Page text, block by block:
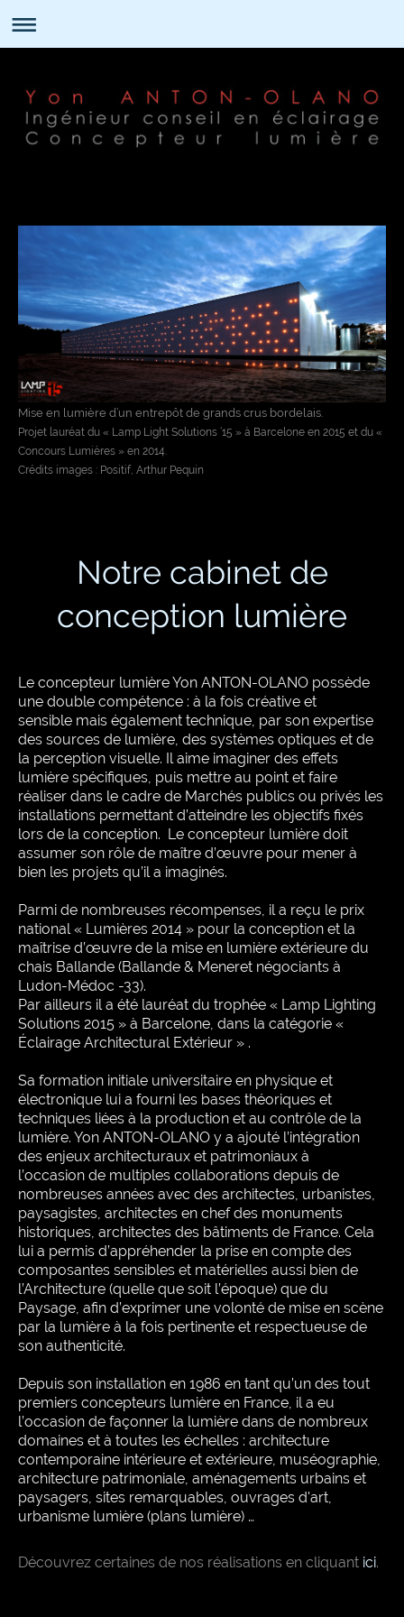
Mise en lumière d’un entrepôt de grands crus bordelais.
Projet lauréat du « Lamp Light Solutions ‘15 » à Barcelone en 2015 et du «
Concours Lumières » en 2014.
Crédits images : Positif, Arthur Pequin
Notre cabinet de
conception lumière
Le concepteur lumière Yon ANTON-OLANO possède
une double compétence : à la fois créative et
sensible mais également technique, par son expertise
des sources de lumière, des systèmes optiques et de
la perception visuelle. Il aime imaginer des effets
lumière spécifiques, puis mettre au point et faire
réaliser dans le cadre de Marchés publics ou privés les
installations permettant d’atteindre les objectifs fixés
lors de la conception. Le concepteur lumière doit
assumer son rôle de maître d’œuvre pour mener à
bien les projets qu’il a imaginés.
Parmi de nombreuses récompenses, il a reçu le prix
national « Lumières 2014 » pour la conception et la
maîtrise d’œuvre de la mise en lumière extérieure du
chais Ballande (Ballande & Meneret négociants à
Ludon-Médoc -33).
Par ailleurs il a été lauréat du trophée « Lamp Lighting
Solutions 2015 » à Barcelone, dans la catégorie «
Éclairage Architectural Extérieur » .
Sa formation initiale universitaire en physique et
électronique lui a fourni les bases théoriques et
techniques liées à la production et au contrôle de la
lumière. Yon ANTON-OLANO y a ajouté l’intégration
des enjeux architecturaux et patrimoniaux à
l’occasion de multiples collaborations depuis de
nombreuses années avec des architectes, urbanistes,
paysagistes, architectes en chef des monuments
historiques, architectes des bâtiments de France. Cela
lui a permis d’appréhender la prise en compte des
composantes sensibles et matérielles aussi bien de
l’Architecture (quelle que soit l’époque) que du
Paysage, afin d’exprimer une volonté de mise en scène
par la lumière à la fois pertinente et respectueuse de
son authenticité.
Depuis son installation en 1986 en tant qu’un des tout
premiers concepteurs lumière en France, il a eu
l’occasion de façonner la lumière dans de nombreux
domaines et à toutes les échelles : architecture
contemporaine intérieure et extérieure, muséographie,
architecture patrimoniale, aménagements urbains et
paysagers, sites remarquables, ouvrages d'art,
urbanisme lumière (plans lumière) …
Découvrez certaines de nos réalisations en cliquant ici.